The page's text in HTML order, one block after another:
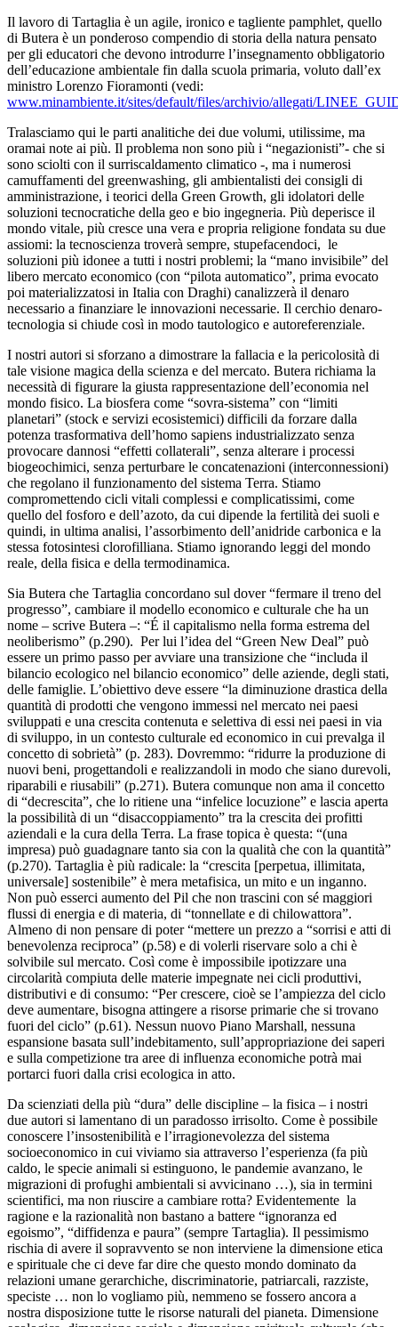
Il lavoro di Tartaglia è un agile, ironico e tagliente pamphlet, quello
di Butera è un ponderoso compendio di storia della natura pensato
per gli educatori che devono introdurre l’insegnamento obbligatorio
dell’educazione ambientale fin dalla scuola primaria, voluto dall’ex
ministro Lorenzo Fioramonti (vedi:
www.minambiente.it/sites/default/files/archivio/allegati/
Tralasciamo qui le parti analitiche dei due volumi, utilissime, ma
oramai note ai più. Il problema non sono più i “negazionisti”- che si
sono sciolti con il surriscaldamento climatico -, ma i numerosi
camuffamenti del greenwashing, gli ambientalisti dei consigli di
amministrazione, i teorici della Green Growth, gli idolatori delle
soluzioni tecnocratiche della geo e bio ingegneria. Più deperisce il
mondo vitale, più cresce una vera e propria religione fondata su due
assiomi: la tecnoscienza troverà sempre, stupefacendoci, le
soluzioni più idonee a tutti i nostri problemi; la “mano invisibile” del
libero mercato economico (con “pilota automatico”, prima evocato
poi materializzatosi in Italia con Draghi) canalizzerà il denaro
necessario a finanziare le innovazioni necessarie. Il cerchio denaro-
tecnologia si chiude così in modo tautologico e autoreferenziale.
I nostri autori si sforzano a dimostrare la fallacia e la pericolosità di
tale visione magica della scienza e del mercato. Butera richiama la
necessità di figurare la giusta rappresentazione dell’economia nel
mondo fisico. La biosfera come “sovra-sistema” con “limiti
planetari” (stock e servizi ecosistemici) difficili da forzare dalla
potenza trasformativa dell’homo sapiens industrializzato senza
provocare dannosi “effetti collaterali”, senza alterare i processi
biogeochimici, senza perturbare le concatenazioni (interconnessioni)
che regolano il funzionamento del sistema Terra. Stiamo
compromettendo cicli vitali complessi e complicatissimi, come
quello del fosforo e dell’azoto, da cui dipende la fertilità dei suoli e
quindi, in ultima analisi, l’assorbimento dell’anidride carbonica e la
stessa fotosintesi clorofilliana. Stiamo ignorando leggi del mondo
reale, della fisica e della termodinamica.
Sia Butera che Tartaglia concordano sul dover “fermare il treno del
progresso”, cambiare il modello economico e culturale che ha un
nome – scrive Butera –: “É il capitalismo nella forma estrema del
neoliberismo” (p.290). Per lui l’idea del “Green New Deal” può
essere un primo passo per avviare una transizione che “includa il
bilancio ecologico nel bilancio economico” delle aziende, degli stati,
delle famiglie. L’obiettivo deve essere “la diminuzione drastica della
quantità di prodotti che vengono immessi nel mercato nei paesi
sviluppati e una crescita contenuta e selettiva di essi nei paesi in via
di sviluppo, in un contesto culturale ed economico in cui prevalga il
concetto di sobrietà” (p. 283). Dovremmo: “ridurre la produzione di
nuovi beni, progettandoli e realizzandoli in modo che siano durevoli,
riparabili e riusabili” (p.271). Butera comunque non ama il concetto
di “decrescita”, che lo ritiene una “infelice locuzione” e lascia aperta
la possibilità di un “disaccoppiamento” tra la crescita dei profitti
aziendali e la cura della Terra. La frase topica è questa: “(una
impresa) può guadagnare tanto sia con la qualità che con la quantità”
(p.270). Tartaglia è più radicale: la “crescita [perpetua, illimitata,
universale] sostenibile” è mera metafisica, un mito e un inganno.
Non può esserci aumento del Pil che non trascini con sé maggiori
flussi di energia e di materia, di “tonnellate e di chilowattora”.
Almeno di non pensare di poter “mettere un prezzo a “sorrisi e atti di
benevolenza reciproca” (p.58) e di volerli riservare solo a chi è
solvibile sul mercato. Così come è impossibile ipotizzare una
circolarità compiuta delle materie impegnate nei cicli produttivi,
distributivi e di consumo: “Per crescere, cioè se l’ampiezza del ciclo
deve aumentare, bisogna attingere a risorse primarie che si trovano
fuori del ciclo” (p.61). Nessun nuovo Piano Marshall, nessuna
espansione basata sull’indebitamento, sull’appropriazione dei saperi
e sulla competizione tra aree di influenza economiche potrà mai
portarci fuori dalla crisi ecologica in atto.
Da scienziati della più “dura” delle discipline – la fisica – i nostri
due autori si lamentano di un paradosso irrisolto. Come è possibile
conoscere l’insostenibilità e l’irragionevolezza del sistema
socioeconomico in cui viviamo sia attraverso l’esperienza (fa più
caldo, le specie animali si estinguono, le pandemie avanzano, le
migrazioni di profughi ambientali si avvicinano …), sia in termini
scientifici, ma non riuscire a cambiare rotta? Evidentemente la
ragione e la razionalità non bastano a battere “ignoranza ed
egoismo”, “diffidenza e paura” (sempre Tartaglia). Il pessimismo
rischia di avere il sopravvento se non interviene la dimensione etica
e spirituale che ci deve far dire che questo mondo dominato da
relazioni umane gerarchiche, discriminatorie, patriarcali, razziste,
speciste … non lo vogliamo più, nemmeno se fossero ancora a
nostra disposizione tutte le risorse naturali del pianeta. Dimensione